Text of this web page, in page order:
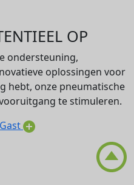
OP
ondersteuning,
oplossingen voor
hebt, onze pneumatische
te stimuleren.